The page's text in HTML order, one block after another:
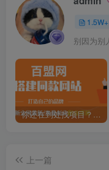
1.5W+
你还在到处找项目？还在当韭菜？我靠卖项目一个月收入5万+，曾经我也是个失败者。
上一篇